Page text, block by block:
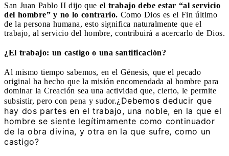
San Juan Pablo II dijo que el trabajo debe estar “al servicio
del hombre” y no lo contrario. Como Dios es el Fin último
de la persona humana, esto significa naturalmente que el
trabajo, al servicio del hombre, contribuirá a acercarlo de Dios.
¿El trabajo: un castigo o una santificación?
Al mismo tiempo sabemos, en el Génesis, que el pecado
original ha hecho que la misión encomendada al hombre para
dominar la Creación sea una actividad que, cierto, le permite
subsistir, pero con pena y sudor.¿Debemos deducir que
hay dos partes en el trabajo, una noble, en la que el
hombre se siente legítimamente como continuador
de la obra divina, y otra en la que sufre, como un
castigo?